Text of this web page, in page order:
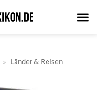
» Länder & Reisen